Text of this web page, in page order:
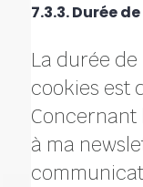
7.3.3. Durée
La durée
cookies est
Concernant
à ma